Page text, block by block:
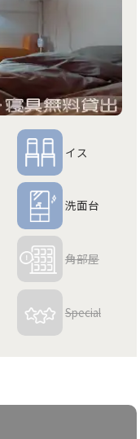
イス
洗面台
角部屋
Special